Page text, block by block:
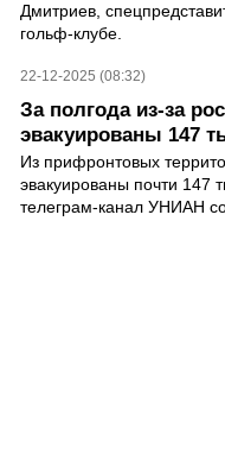
Дмитриев,
гольф-клубе.
22-12-2025 (08:32)
За полгода из-за
эвакуированы 147
Из прифронтовых
эвакуированы почти 147
телеграм-канал УНИАН